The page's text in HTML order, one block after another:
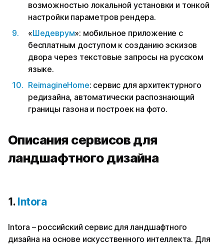
возможностью локальной установки и тонкой
настройки параметров рендера.
«Шедеврум»: мобильное приложение с
бесплатным доступом к созданию эскизов
двора через текстовые запросы на русском
языке.
ReimagineHome: сервис для архитектурного
редизайна, автоматически распознающий
границы газона и построек на фото.
Описания сервисов для
ландшафтного дизайна
1. Intora
Intora – российский сервис для ландшафтного
дизайна на основе искусственного интеллекта. Для